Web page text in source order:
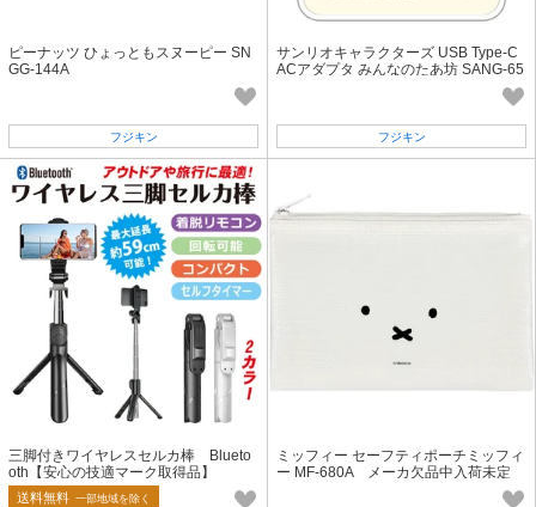
ピーナッツ ひょっともスヌーピー SN
GG-144A
フジキン
サンリオキャラクターズ USB Type-C
ACアダプタ みんなのたあ坊 SANG-65
フジキン
三脚付きワイヤレスセルカ棒 Blueto
oth【安心の技適マーク取得品】
送料無料 一部地域を除く
ミッフィー セーフティポーチミッフィ
ー MF-680A メーカ欠品中入荷未定